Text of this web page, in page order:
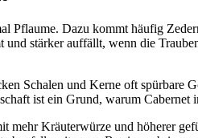
Pflaume. Dazu kommt häufig
stärker auffällt, wenn die
Schalen und Kerne oft spürbare
ist ein Grund, warum Cabernet
Kräuterwürze und höherer